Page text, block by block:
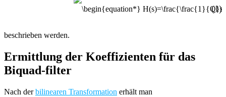
(1)
beschrieben werden.
Ermittlung der Koeffizienten für das
Biquad-filter
Nach derbilinearen Transformation erhält man